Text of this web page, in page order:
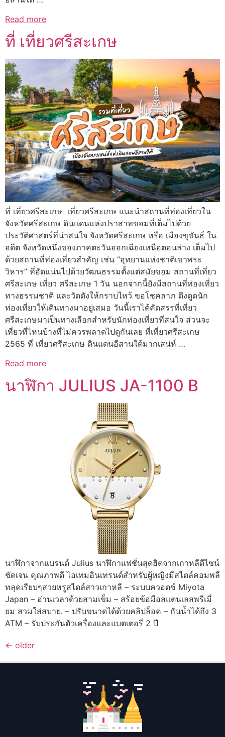
Read more
ที่ เที่ยวศรีสะเกษ
ที่ เที่ยวศรีสะเกษ เที่ยวศรีสะเกษ แนะนำสถานที่ท่องเที่ยวใน
จังหวัดศรีสะเกษ ดินแดนแห่งปราสาทขอมที่เต็มไปด้วย
ประวัติศาสตร์ที่น่าสนใจ จังหวัดศรีสะเกษ หรือ เมืองขุขันธ์ ใน
อดีต จังหวัดหนึ่งของภาคตะวันออกเฉียงเหนือตอนล่าง เต็มไป
ด้วยสถานที่ท่องเที่ยวสำคัญ เช่น “อุทยานแห่งชาติเขาพระ
วิหาร” ที่อัดแน่นไปด้วยวัฒนธรรมตั้งแต่สมัยขอม สถานที่เที่ยว
ศรีสะเกษ เที่ยว ศรีสะเกษ 1 วัน นอกจากนี้ยังมีสถานที่ท่องเที่ยว
ทางธรรมชาติ และวัดดังให้กราบไหว้ ขอโชคลาภ ดึงดูดนัก
ท่องเที่ยวให้เดินทางมาอยู่เสมอ วันนี้เราได้คัดสรรที่เที่ยว
ศรีสะเกษมาเป็นทางเลือกสำหรับนักท่องเที่ยวที่สนใจ ส่วนจะ
เที่ยวที่ไหนบ้างที่ไม่ควรพลาดไปดูกันเลย ที่เที่ยวศรีสะเกษ
2565 ที่ เที่ยวศรีสะเกษ ดินแดนอีสานใต้มากเสน่ห์ …
Read more
นาฬิกา JULIUS JA-1100 B
นาฬิกาจากแบรนด์ Julius นาฬิกาแฟชั่นสุดฮิตจากเกาหลีดีไซน์
ชัดเจน คุณภาพดี ไอเทมอินเทรนด์สำหรับผู้หญิงมีสไตล์คอมพลี
ทลุคเรียบๆสวยหรูสไตล์สาวเกาหลี – ระบบควอตซ์ Miyota
Japan – อ่านเวลาด้วยสามเข็ม – สร้อยข้อมือสแตนเลสพรีเมี่
ยม สวมใส่สบาย. – ปรับขนาดได้ด้วยคลิปล็อค – กันน้ำได้ถึง 3
ATM – รับประกันตัวเครื่องและแบตเตอรี่ 2 ปี
← older